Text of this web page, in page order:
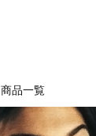
商品一覧